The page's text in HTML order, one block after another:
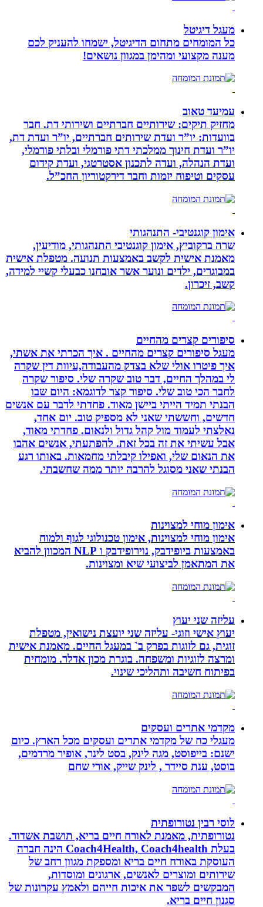
מעגל דיגיטל
כל המומחים מתחום הדיגיטל, ישמחו להעניק לכם
מענה מקצועי ומהימן במגוון נושאים!
עמיעד טאוב
מחזיק תיקים: שירותיים חברתיים ושירותי דת. חבר
בוועדות: יו”ר ועדת שירותים חברתיים, יו”ר ועדת דת,
יו”ר ועדת חינוך ממלכתי דתי פורמלי ובלתי פורמלי,
ועדת הנהלה, ועדה לתכנון אסטרטגי, ועדת קידום
עסקים וטיפוח יזמות וחבר דירקטוריון החכ”ל.
אימון קוגנטיבי- התנהגותי
שרה ברקוביץ, אימון קוגנטיבי התנהגותי, מודיעין,
מאמנת אישית לקשב באמצעות תנועה. מטפלת אישית
במבוגרים, ילדים ונוער אשר אובחנו כבעלי קשיי למידה,
קשב, זיכרון.
סיפורים קצרים מהחיים
מעגל סיפורים קצרים מהחיים . איך הכרתי את אשתי,
איך פיטרו אולי שלא בצדק מהעבודה,עיוות דין שקרה
לי במהלך החיים, דבר טוב שקרה שלי. סיפור שקרה
לחבר הכי טוב שלי. סיפור קצר לדוגמא: היום שבו
הבנתי תמיד הייתי ביישן מאוד. פחדתי לדבר עם אנשים
חדשים, וחששתי שאני לא מספיק טוב. יום אחד,
נאלצתי לעמוד מול קהל גדול ולנאום. פחדתי מאוד,
אבל עשיתי את זה בכל זאת. להפתעתי, אנשים אהבו
את הנאום שלי, ואפילו קיבלתי מחמאות. באותו רגע
הבנתי שאני מסוגל להרבה יותר ממה שחשבתי.
אימון מוחי למצוינות
אימון מוחי למצוינות, אימון טכנולוגי לגוף ולמוח
באמצעות ביופידבק, נוירופידבק ו NLP המכוון להביא
את המתאמן לביצועי שיא ומצוינות.
עליזה שני יעוץ
יעוץ אישי וזוגי- עליזה שני יועצת נישואין, מטפלת
זוגית, גם לזוגות בפרק ב` במעגל החיים. מאמנת אישית
ומרצה לזוגיות ומשפחה. בוגרת מכון אדלר. מומחית
בפיתוח חשיבה ותהליכי שינוי.
מקדמי אתרים ועסקים
מעגלי כח של מקדמי אתרים ועסקים מכל הארץ. כיום
ישנם: בייפוסט, מגה לינק, בסט לינר, אופיר מרדמים,
בוסט, ענת סיידר , לינק שייק, אורי שחם
לוסי רבין נטורופתית
נטורופתית, מאמנת לאורח חיים בריא, תושבת אשדוד.
בעלת Coach4Health, Coach4health הינה חברה
העוסקת באורח חיים בריא ומספקת מגוון רחב של
שירותים ומוצרים לאנשים, ארגונים ומוסדות,
המבקשים לשפר את איכות חייהם ולאמץ עקרונות של
סגנון חיים בריא.